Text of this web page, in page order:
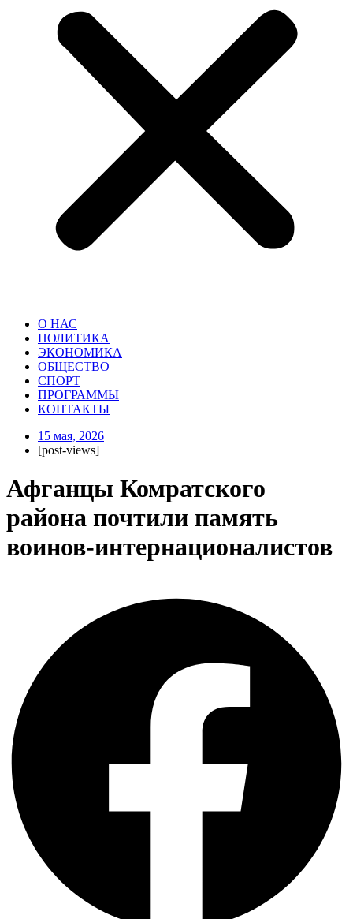
О НАС
ПОЛИТИКА
ЭКОНОМИКА
ОБЩЕСТВО
СПОРТ
ПРОГРАММЫ
КОНТАКТЫ
15 мая, 2026
[post-views]
Афганцы Комратского
района почтили память
воинов-интернационалистов